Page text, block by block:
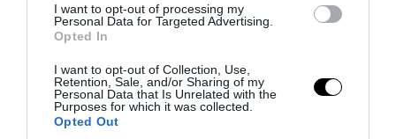
I want to opt-out of processing my
Personal Data for Targeted Advertising.
Opted In
I want to opt-out of Collection, Use,
Retention, Sale, and/or Sharing of my
Personal Data that Is Unrelated with the
Purposes for which it was collected.
Opted Out
PRONEWS.GR /ΕΣΩΤΕΡΙΚΗ ΑΣΦΑΛΕΙΑ
37χρονος στη Θεσσαλονίκη πήρε
αυτοκίνητο από εταιρεία ενοικίασης και
το έριξε πάνω σε άλλο όχημα
08.08.2026 | 11:25